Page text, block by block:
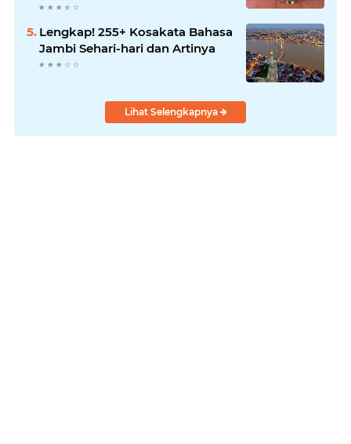
Lengkap! 255+ Kosakata Bahasa
Jambi Sehari-hari dan Artinya
Lihat Selengkapnya